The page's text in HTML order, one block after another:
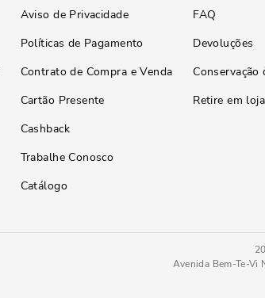
Aviso de Privacidade
Políticas de Pagamento
Contrato de Compra e Venda
Cartão Presente
Cashback
Trabalhe Conosco
Catálogo
FAQ
Devoluções
Retire em loja
Avenida Bem-Te-Vi